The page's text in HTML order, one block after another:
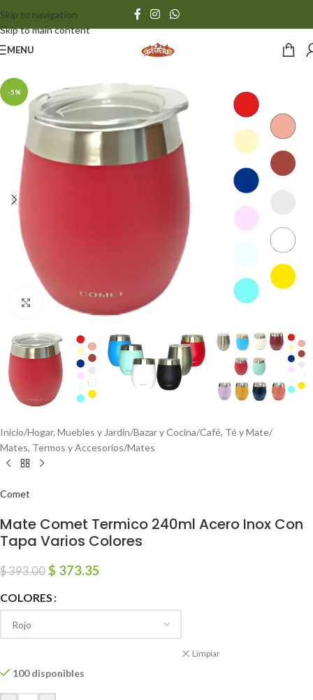
Skip to navigation
Skip to main content
MENU
-5%
Click to enlarge
Inicio/Hogar, Muebles y Jardín/Bazar y Cocina/Café, Té y Mate/
Mates, Termos y Accesorios/Mates
Comet
Mate Comet Termico 240ml Acero Inox Con
Tapa Varios Colores
$393.00 $ 373.35
COLORES
Limpiar
100 disponibles